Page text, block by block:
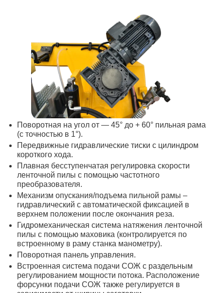
Поворотная на угол от — 45° до + 60° пильная рама
(с точностью в 1°).
Передвижные гидравлические тиски с цилиндром
короткого хода.
Плавная бесступенчатая регулировка скорости
ленточной пилы с помощью частотного
преобразователя.
Механизм опускания/подъема пильной рамы –
гидравлический с автоматической фиксацией в
верхнем положении после окончания реза.
Гидромеханическая система натяжения ленточной
пилы с помощью маховика (контролируется по
встроенному в раму станка манометру).
Поворотная панель управления.
Встроенная система подачи СОЖ с раздельным
регулированием мощности потока. Расположение
форсунки подачи СОЖ также регулируется в